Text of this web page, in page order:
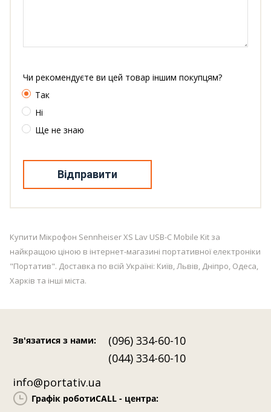
Чи рекомендуєте ви цей товар іншим покупцям?
Так
Ні
Ще не знаю
Відправити
Купити Мікрофон Sennheiser XS Lav USB-C Mobile Kit за
найкращою ціною в інтернет-магазині портативної електроніки
"Портатив". Доставка по всій Україні: Київ, Львів, Дніпро, Одеса,
Харків та інші міста.
Зв'язатися з нами:
(096) 334-60-10
(044) 334-60-10
info@portativ.ua
Графік роботиCALL - центра: